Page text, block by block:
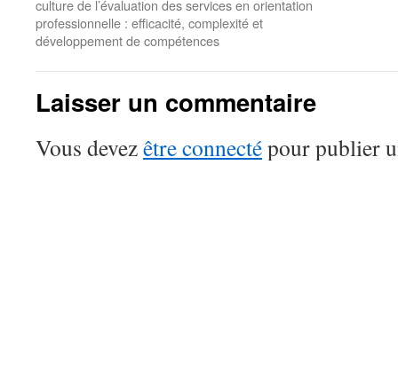
culture de l’évaluation des services en orientation
professionnelle : efficacité, complexité et
développement de compétences
Laisser un commentaire
Vous devezêtre connectépour publier